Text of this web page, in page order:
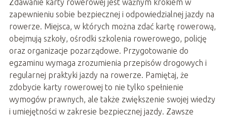
Zdawanie karty rowerowej jest ważnym krokiem w
zapewnieniu sobie bezpiecznej i odpowiedzialnej jazdy na
rowerze. Miejsca, w których można zdać kartę rowerową,
obejmują szkoły, ośrodki szkolenia rowerowego, policję
oraz organizacje pozarządowe. Przygotowanie do
egzaminu wymaga zrozumienia przepisów drogowych i
regularnej praktyki jazdy na rowerze. Pamiętaj, że
zdobycie karty rowerowej to nie tylko spełnienie
wymogów prawnych, ale także zwiększenie swojej wiedzy
i umiejętności w zakresie bezpiecznej jazdy. Zawsze